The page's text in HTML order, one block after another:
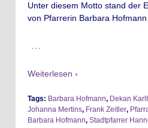
Unter diesem Motto stand der
von Pfarrerin Barbara Hofmann
…
Weiterlesen ›
Tags: Barbara Hofmann, Dekan
Johanna Mertins, Frank Zeitler,
Barbara Hofmann, Stadtpfarrer